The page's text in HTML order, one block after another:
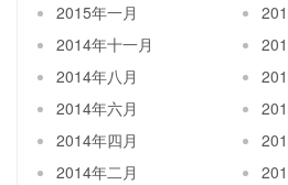
2015年一月
2014年十一月
2014年八月
2014年六月
2014年四月
2014年二月